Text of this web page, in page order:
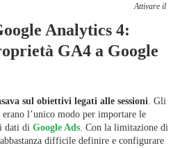
Attivare il filtro
Analytics 4:
GA4 a Google
sul obiettivi legati alle sessioni . Gli
l’unico modo per importare le
dati di Google Ads . Con la limitazione di
difficile definire e configurare